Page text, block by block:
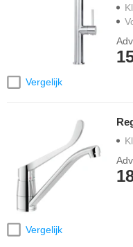
Vergelijk
Vergelijk